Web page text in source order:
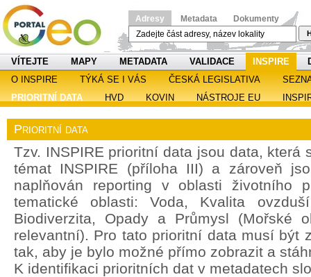
Adresy Metadata Dokumenty
VÍTEJTE MAPY METADATA VALIDACE INSPIRE
O INSPIRE
TÝKÁ SE I VÁS ČESKÁ LEGISLATIVA
PRIORITNÍ DATA
HVD KOVIN NÁSTROJE EU
Prioritní data
Tzv. INSPIRE prioritní data jsou data, která
témat INSPIRE (příloha III) a zároveň
naplňován reporting v oblasti životního
tematické oblasti: Voda, Kvalita
Biodiverzita, Opady a Průmysl (Mořské
relevantní). Pro tato prioritní data musí být
tak, aby je bylo možné přímo zobrazit a
K identifikaci prioritních dat v metadatech